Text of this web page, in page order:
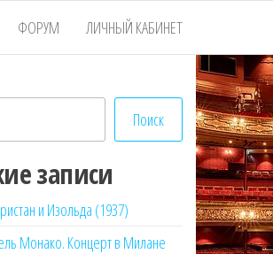
ФОРУМ ЛИЧНЫЙ КАБИНЕТ
Поиск
записи
и Изольда (1937)
Монако. Концерт в Милане